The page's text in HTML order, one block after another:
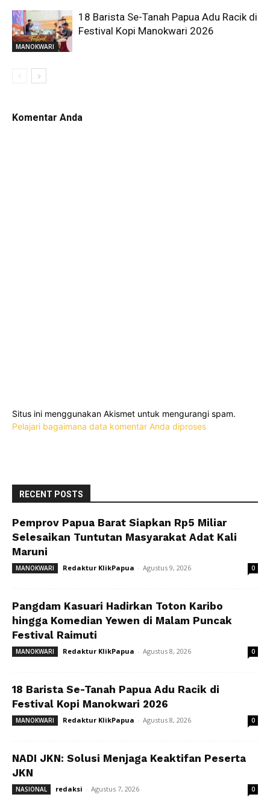
MANOKWARI
18 Barista Se-Tanah Papua Adu Racik di
Festival Kopi Manokwari 2026
Komentar Anda
Situs ini menggunakan Akismet untuk mengurangi spam.
Pelajari bagaimana data komentar Anda diproses
RECENT POSTS
Pemprov Papua Barat Siapkan Rp5 Miliar
Selesaikan Tuntutan Masyarakat Adat Kali
Maruni
MANOKWARI Redaktur KlikPapua - Agustus 9, 2026 0
Pangdam Kasuari Hadirkan Toton Karibo
hingga Komedian Yewen di Malam Puncak
Festival Raimuti
MANOKWARI Redaktur KlikPapua - Agustus 8, 2026 0
18 Barista Se-Tanah Papua Adu Racik di
Festival Kopi Manokwari 2026
MANOKWARI Redaktur KlikPapua - Agustus 8, 2026 0
NADI JKN: Solusi Menjaga Keaktifan Peserta
JKN
NASIONAL redaksi - Agustus 7, 2026 0